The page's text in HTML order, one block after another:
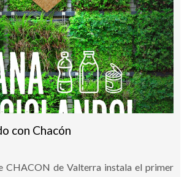
con Chacón
CHACON de Valterra instala el primer